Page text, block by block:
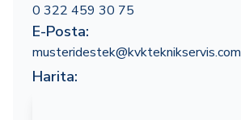
0 322 459 30 75
E-Posta:
musteridestek@kvkteknikservis.com
Harita: